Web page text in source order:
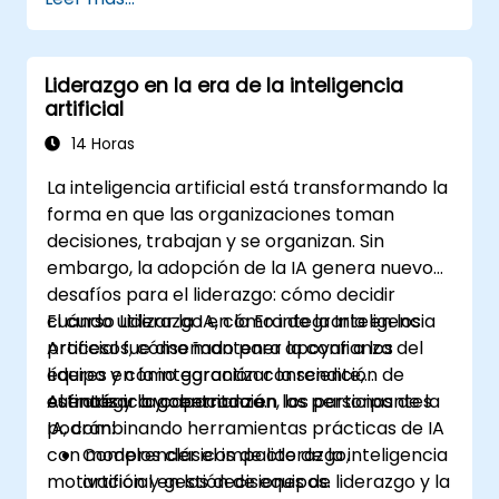
establecimiento de objetivos.
Facilitar conversaciones de coaching
significativas y transformadoras.
Cumplir con el Código de Ética de ICF en
los compromisos profesionales de
coaching.
coaching alineado con los principios de
ICF.
Liderazgo en la era de la inteligencia
artificial
14 Horas
La inteligencia artificial está transformando la
forma en que las organizaciones toman
decisiones, trabajan y se organizan. Sin
embargo, la adopción de la IA genera nuevos
desafíos para el liderazgo: cómo decidir
cuándo utilizar la IA, cómo integrarla en los
procesos, cómo mantener la confianza del
equipo y cómo garantizar la rendición de
cuentas y la gobernanza.
El curso Liderazgo en la Era de la Inteligencia
Artificial fue diseñado para apoyar a los
líderes en la integración consciente,
estratégica y centrada en las personas de la
IA, combinando herramientas prácticas de IA
con modelos clásicos de liderazgo,
motivación y gestión de equipos.
Al finalizar la capacitación, los participantes
podrán:
Comprender el impacto de la inteligencia
artificial en las decisiones de liderazgo y la